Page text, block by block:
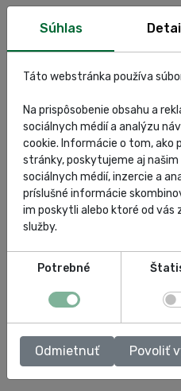
Súhlas
Táto webstránka používa
Na prispôsobenie obsahu a
sociálnych médií a analýzu
cookie. Informácie o tom, ako
stránky, poskytujeme aj
sociálnych médií, inzercie a
príslušné informácie
im poskytli alebo ktoré od vás
služby.
Potrebné
Odmietnuť Povoliť